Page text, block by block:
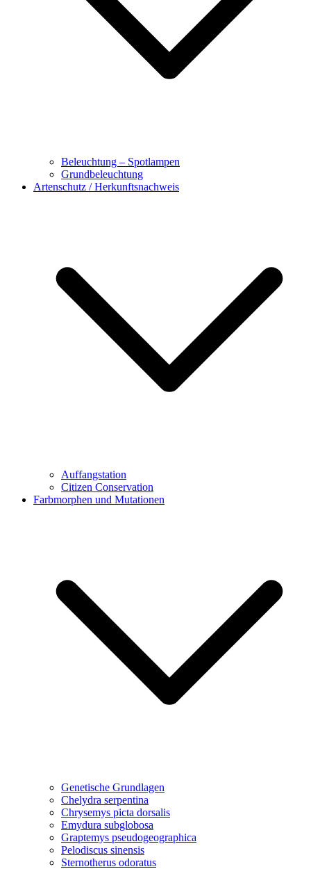
Beleuchtung – Spotlampen
Grundbeleuchtung
Artenschutz / Herkunftsnachweis
Auffangstation
Citizen Conservation
Farbmorphen und Mutationen
Genetische Grundlagen
Chelydra serpentina
Chrysemys picta dorsalis
Emydura subglobosa
Graptemys pseudogeographica
Pelodiscus sinensis
Sternotherus odoratus